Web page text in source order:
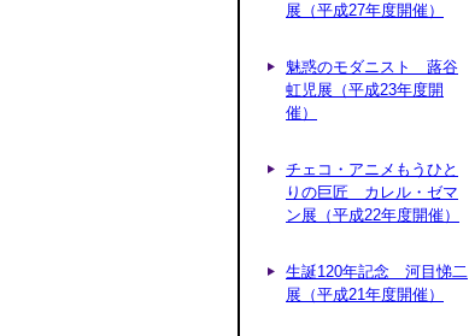
展（平成27年度開催）
魅惑のモダニスト 蕗谷
虹児展（平成23年度開
催）
チェコ・アニメもうひと
りの巨匠 カレル・ゼマ
ン展（平成22年度開催）
生誕120年記念 河目悌二
展（平成21年度開催）